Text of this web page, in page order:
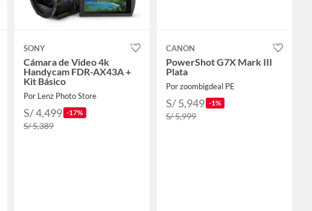
SONY
Cámara de Video 4k
Handycam FDR-AX43A +
Kit Básico
Por Lenz Photo Store
S/ 4,499 -17%
S/ 5,389
CANON
PowerShot G7X Mark III
Plata
Por zoombigdeal PE
S/ 5,949 -1%
S/ 5,999